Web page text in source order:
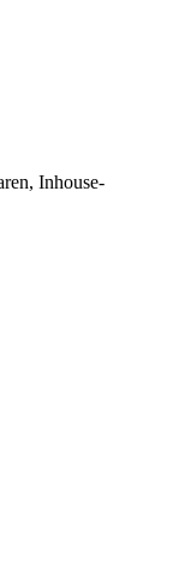
Inhouse-